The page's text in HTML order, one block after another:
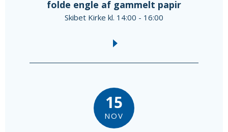
folde engle af gammelt papir
Skibet Kirke kl. 14:00 - 16:00
15
NOV